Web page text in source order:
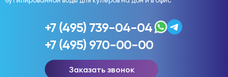
+7 (495) 739-04-04
+7 (495) 970-00-00
Заказать звонок